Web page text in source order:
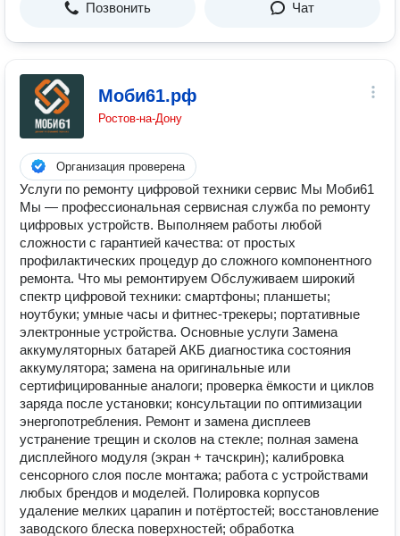
Позвонить Чат
Моби61.рф
Ростов-на-Дону
Организация проверена
Услуги по ремонту цифровой техники сервис Мы Моби61
Мы — профессиональная сервисная служба по ремонту
цифровых устройств. Выполняем работы любой
сложности с гарантией качества: от простых
профилактических процедур до сложного компонентного
ремонта. Что мы ремонтируем Обслуживаем широкий
спектр цифровой техники: смартфоны; планшеты;
ноутбуки; умные часы и фитнес‑трекеры; портативные
электронные устройства. Основные услуги Замена
аккумуляторных батарей АКБ диагностика состояния
аккумулятора; замена на оригинальные или
сертифицированные аналоги; проверка ёмкости и циклов
заряда после установки; консультации по оптимизации
энергопотребления. Ремонт и замена дисплеев
устранение трещин и сколов на стекле; полная замена
дисплейного модуля (экран + тачскрин); калибровка
сенсорного слоя после монтажа; работа с устройствами
любых брендов и моделей. Полировка корпусов
удаление мелких царапин и потёртостей; восстановление
заводского блеска поверхностей; обработка